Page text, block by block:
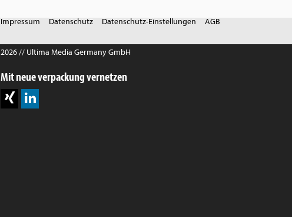
Impressum Datenschutz Datenschutz-Einstellungen AGB
2026 // Ultima Media Germany GmbH
Mit neue verpackung vernetzen